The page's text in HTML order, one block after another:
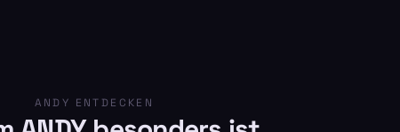
ANDY ENTDECKEN